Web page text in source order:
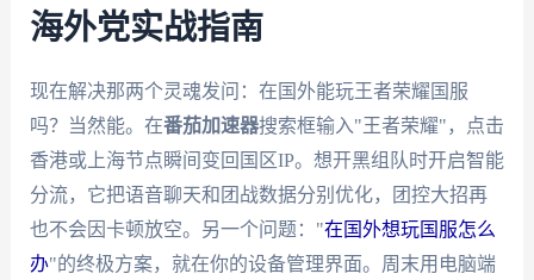
海外党实战指南
现在解决那两个灵魂发问：在国外能玩王者荣耀国服
吗？当然能。在番茄加速器搜索框输入"王者荣耀"，点击
香港或上海节点瞬间变回国区IP。想开黑组队时开启智能
分流，它把语音聊天和团战数据分别优化，团控大招再
也不会因卡顿放空。另一个问题："在国外想玩国服怎么
办"的终极方案，就在你的设备管理界面。周末用电脑端